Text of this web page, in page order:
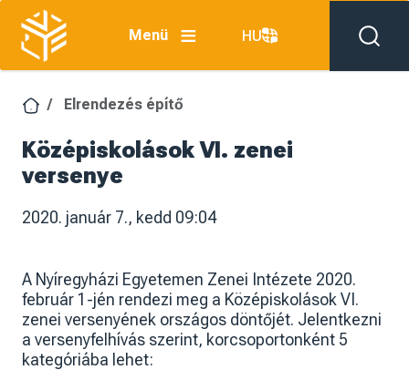
Ugrás a tartalomra
Menü
HU
Elrendezés építő
Középiskolások VI. zenei
versenye
2020. január 7., kedd 09:04
A Nyíregyházi Egyetemen Zenei Intézete 2020.
február 1-jén rendezi meg a Középiskolások VI.
zenei versenyének országos döntőjét. Jelentkezni
a versenyfelhívás szerint, korcsoportonként 5
kategóriába lehet: